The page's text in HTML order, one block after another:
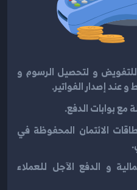
و لتحصيل الرسوم و
عند إصدار الفواتير.
مع بوابات الدفع.
الائتمان المحفوظة في
و الدفع الآجل للعملاء